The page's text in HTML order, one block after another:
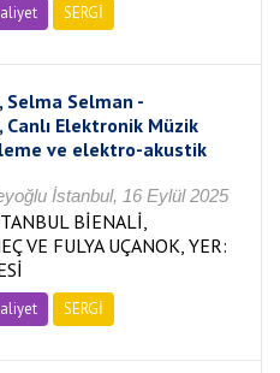
SERGİ
Selma Selman -
Elektronik Müzik
ve elektro-akustik
İstanbul, 16 Eylül 2025
BİENALİ,
VE FULYA UÇANOK, YER:
SERGİ